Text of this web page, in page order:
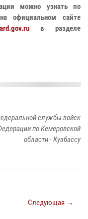
можно узнать по
официальном сайте
в разделе
службы войск
по Кемеровской
области - Кузбассу
Следующая →